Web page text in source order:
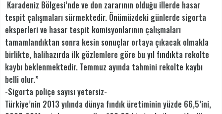
Karadeniz Bölgesi’nde ve don zararının olduğu illerde hasar
tespit çalışmaları sürmektedir. Önümüzdeki günlerde sigorta
eksperleri ve hasar tespit komisyonlarının çalışmaları
tamamlandıktan sonra kesin sonuçlar ortaya çıkacak olmakla
birlikte, halihazırda ilk gözlemlere göre bu yıl fındıkta rekolte
kaybı beklenmektedir. Temmuz ayında tahmini rekolte kaybı
belli olur.”
-Sigorta poliçe sayısı yetersiz-
Türkiye’nin 2013 yılında dünya fındık üretiminin yüzde 66,5’ini,